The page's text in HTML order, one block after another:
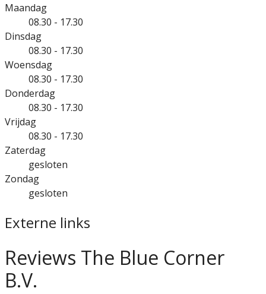
Maandag
08.30 - 17.30
Dinsdag
08.30 - 17.30
Woensdag
08.30 - 17.30
Donderdag
08.30 - 17.30
Vrijdag
08.30 - 17.30
Zaterdag
gesloten
Zondag
gesloten
Externe links
Reviews The Blue Corner
B.V.